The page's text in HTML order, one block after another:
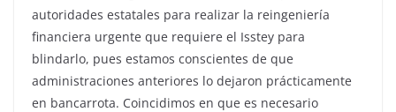
autoridades estatales para realizar la reingeniería
financiera urgente que requiere el Isstey para
blindarlo, pues estamos conscientes de que
administraciones anteriores lo dejaron prácticamente
en bancarrota. Coincidimos en que es necesario